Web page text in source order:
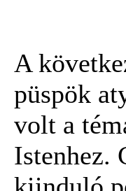
A
püspök
volt a
Istenhez.